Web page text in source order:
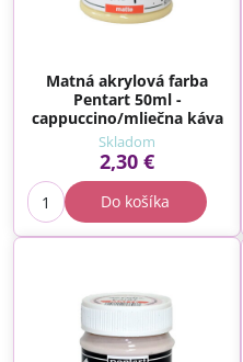
Matná akrylová farba
Pentart 50ml -
cappuccino/mliečna káva
Skladom
2,30 €
Do košíka